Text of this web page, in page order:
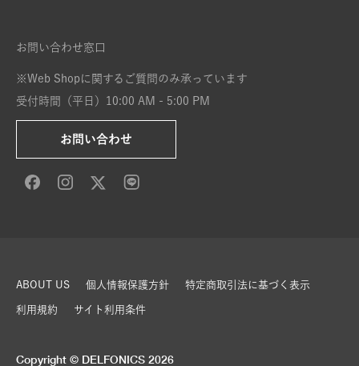
お問い合わせ窓口
※Web Shopに関するご質問のみ承っています
受付時間（平日）10:00 AM - 5:00 PM
お問い合わせ
ABOUT US 個人情報保護方針 特定商取引法に基づく表示
利用規約 サイト利用条件
Copyright © DELFONICS 2026